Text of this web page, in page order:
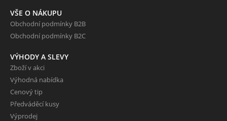
VŠE O NÁKUPU
Obchodní podmínky B2B
Obchodní podmínky B2C
VÝHODY A SLEVY
Zboží v akci
Výhodná nabídka
Cenový tip
Předváděcí kusy
Výprodej